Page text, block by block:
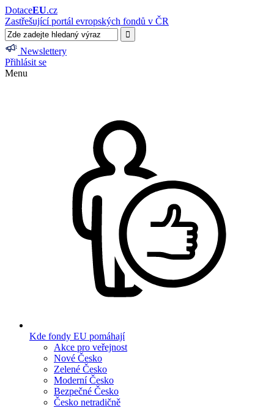
DotaceEU.cz
Zastřešující portál evropských fondů v ČR
Newslettery
Přihlásit se
Menu
Kde fondy EU pomáhají
Akce pro veřejnost
Nové Česko
Zelené Česko
Moderní Česko
Bezpečné Česko
Česko netradičně